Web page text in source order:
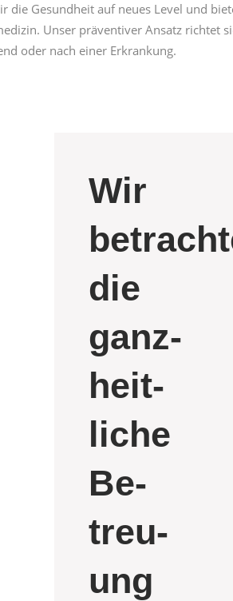
die Gesundheit auf neues Level und
Unser präventiver Ansatz richtet
oder nach einer Erkrankung.
Wir
die
ganz­
heit­
liche
Be­
treu­­
ung